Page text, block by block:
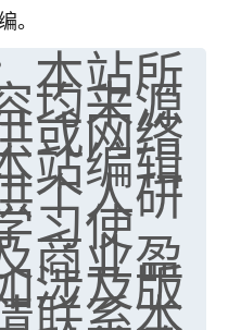
。
本站所
均来源
或网络
站编辑
个人研
习使
商业盈
涉及版
联系本
感兴趣
15